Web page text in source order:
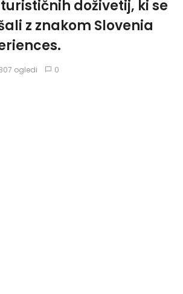
doživetij, ki se
z znakom Slovenia
ogledi 0